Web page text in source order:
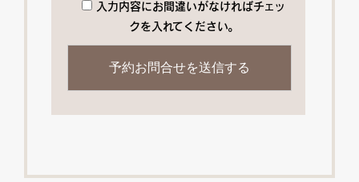
入力内容にお間違いがなければチェッ
クを入れてください。